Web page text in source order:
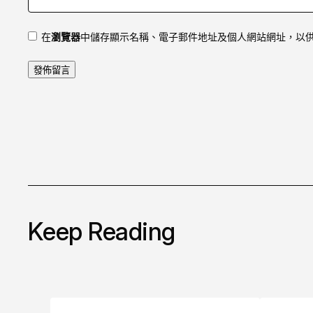
在瀏覽器中儲存顯示名稱、電子郵件地址及個人網站網址，以
Keep Reading